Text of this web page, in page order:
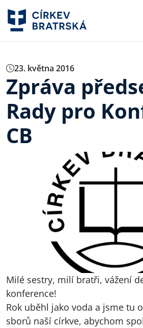
23. května 2016
Zpráva
Rady pro
CB
Milé sestry, milí bratři, vážení
konference!
Rok uběhl jako voda a jsme tu
sborů naší církve, abychom